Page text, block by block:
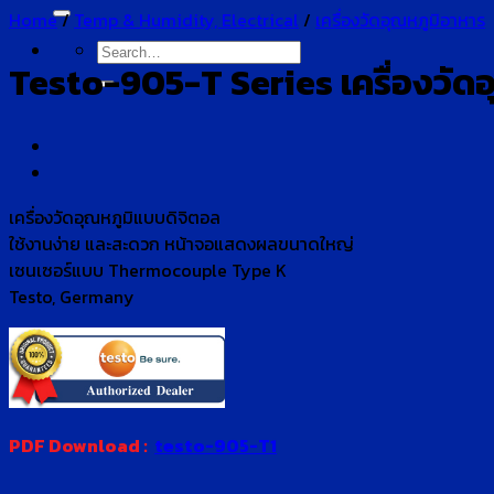
for:
Search
for:
Home/ Temp & Humidity, Electrical / เครื่องวัดอุณหภูมิอาหาร
Testo-905-T Series เครื่องวั
เครื่องวัดอุณหภูมิแบบดิจิตอล
ใช้งานง่าย และสะดวก หน้าจอแสดงผลขนาดใหญ่
เซนเซอร์แบบ Thermocouple Type K
Testo, Germany
PDF Download : testo-905-T1